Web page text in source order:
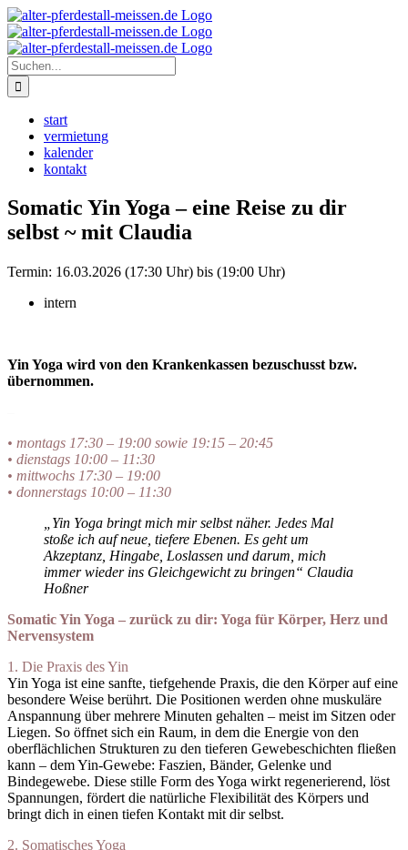
Zum
Inhalt
springen
Instagram
Suche
nach:
start
vermietung
kalender
kontakt
Somatic Yin Yoga – eine Reise zu dir
selbst ~ mit Claudia
Termin: 16.03.2026 (17:30 Uhr) bis (19:00 Uhr)
intern
Yin Yoga wird von den Krankenkassen bezuschusst bzw.
übernommen.
• montags 17:30 – 19:00 sowie 19:15 – 20:45
• dienstags 10:00 – 11:30
• mittwochs 17:30 – 19:00
• donnerstags 10:00 – 11:30
„Yin Yoga bringt mich mir selbst näher. Jedes Mal
stoße ich auf neue, tiefere Ebenen. Es geht um
Akzeptanz, Hingabe, Loslassen und darum, mich
immer wieder ins Gleichgewicht zu bringen“ Claudia
Hoßner
Somatic Yin Yoga – zurück zu dir: Yoga für Körper, Herz und
Nervensystem
1. Die Praxis des Yin
Yin Yoga ist eine sanfte, tiefgehende Praxis, die den Körper auf eine
besondere Weise berührt. Die Positionen werden ohne muskuläre
Anspannung über mehrere Minuten gehalten – meist im Sitzen oder
Liegen. So öffnet sich ein Raum, in dem die Energie von den
oberflächlichen Strukturen zu den tieferen Gewebeschichten fließen
kann – dem Yin-Gewebe: Faszien, Bänder, Gelenke und
Bindegewebe. Diese stille Form des Yoga wirkt regenerierend, löst
Spannungen, fördert die natürliche Flexibilität des Körpers und
bringt dich in einen tiefen Kontakt mit dir selbst.
2. Somatisches Yoga